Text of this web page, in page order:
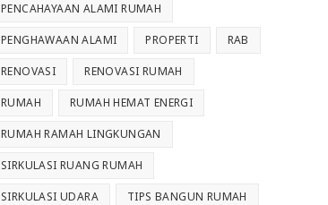
PENCAHAYAAN ALAMI RUMAH
PENGHAWAAN ALAMI PROPERTI RAB
RENOVASI RENOVASI RUMAH
RUMAH RUMAH HEMAT ENERGI
RUMAH RAMAH LINGKUNGAN
SIRKULASI RUANG RUMAH
SIRKULASI UDARA TIPS BANGUN RUMAH